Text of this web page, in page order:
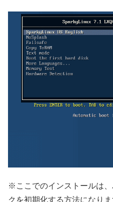
※ここでのインストールは
クを初期化する方法になり